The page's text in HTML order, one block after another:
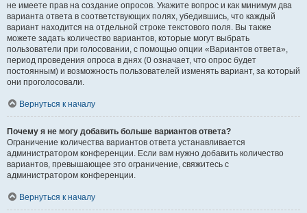
не имеете прав на создание опросов. Укажите вопрос и как минимум два
варианта ответа в соответствующих полях, убедившись, что каждый
вариант находится на отдельной строке текстового поля. Вы также
можете задать количество вариантов, которые могут выбрать
пользователи при голосовании, с помощью опции «Вариантов ответа»,
период проведения опроса в днях (0 означает, что опрос будет
постоянным) и возможность пользователей изменять вариант, за который
они проголосовали.
Вернуться к началу
Почему я не могу добавить больше вариантов ответа?
Ограничение количества вариантов ответа устанавливается
администратором конференции. Если вам нужно добавить количество
вариантов, превышающее это ограничение, свяжитесь с
администратором конференции.
Вернуться к началу